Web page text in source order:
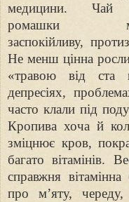
медицини. Чай
ромашки
заспокійливу,
Не менш цінна
«травою від ста
депресіях,
часто клали під
Кропива хоча й
зміцнює кров,
багато вітамінів.
справжня
про м’яту,